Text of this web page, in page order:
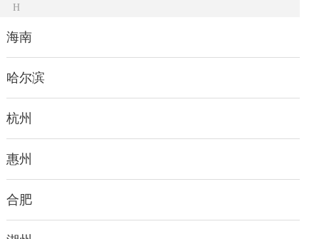
H
海南
哈尔滨
杭州
惠州
合肥